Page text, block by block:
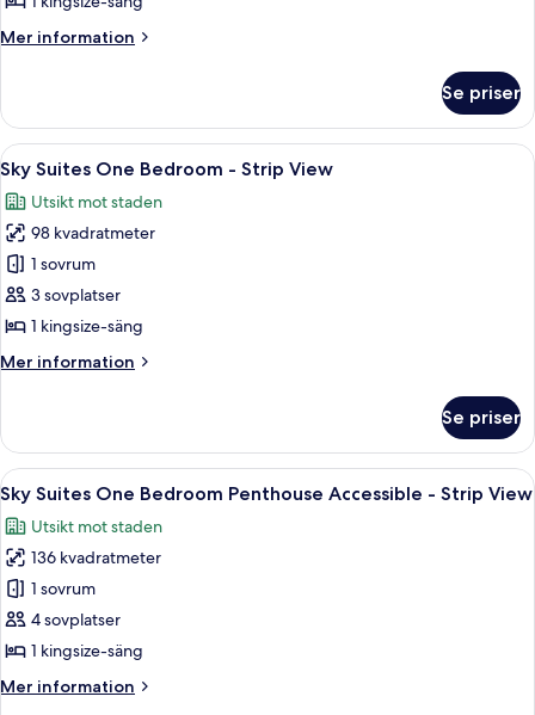
Penthouse
View
Mer information
Mer
Suites
Two
Bedroom
Penthouse
-
Strip
View
Se priser
Öppna
alla
foton
för
Sky
Suites
One
-
Ett modernt vardagsrum med utsikt
6
Sky Suites One Bedroom - Strip View
Utsikt mot staden
98 kvadratmeter
1 sovrum
3 sovplatser
1 kingsize-säng
Mer information
Mer
Suites
One
Bedroom
Strip
View
Se priser
Öppna
alla
foton
för
Sky
Suites
One
Penthouse
Ett modernt matområde med ett
6
Sky Suites One Bedroom Penthouse Accessible - Strip View
Utsikt mot staden
136 kvadratmeter
1 sovrum
4 sovplatser
1 kingsize-säng
Mer information
Mer